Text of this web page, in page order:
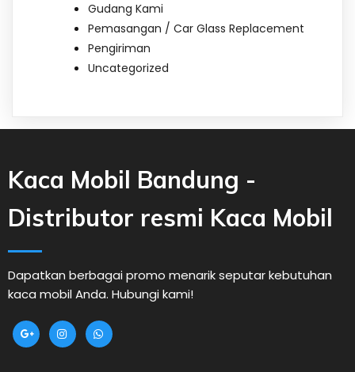
Gudang Kami
Pemasangan / Car Glass Replacement
Pengiriman
Uncategorized
Kaca Mobil Bandung -
Distributor resmi Kaca Mobil
Dapatkan berbagai promo menarik seputar kebutuhan
kaca mobil Anda. Hubungi kami!